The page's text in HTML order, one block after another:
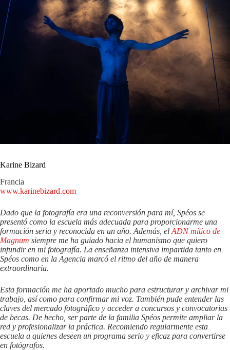
Karine Bizard
Francia
www.karinebizard.com
Dado que la fotografía era una reconversión para mí, Spéos se
presentó como la escuela más adecuada para proporcionarme una
formación seria y reconocida en un año. Además, el ADN mítico de
Magnum siempre me ha guiado hacia el humanismo que quiero
infundir en mi fotografía. La enseñanza intensiva impartida tanto en
Spéos como en la Agencia marcó el ritmo del año de manera
extraordinaria.
Esta formación me ha aportado mucho para estructurar y archivar mi
trabajo, así como para confirmar mi voz. También pude entender las
claves del mercado fotográfico y acceder a concursos y convocatorias
de becas. De hecho, ser parte de la familia Spéos permite ampliar la
red y profesionalizar la práctica. Recomiendo regularmente esta
escuela a quienes deseen un programa serio y eficaz para convertirse
en fotógrafos.